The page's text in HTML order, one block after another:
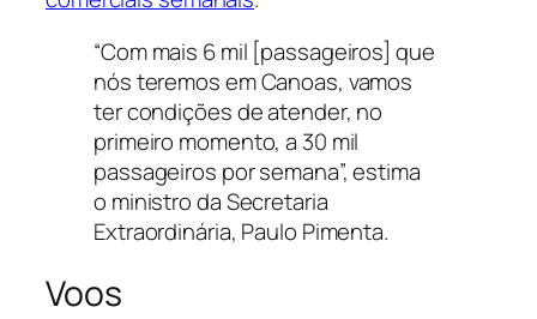
“Com mais 6 mil [passageiros] que
nós teremos em Canoas, vamos
ter condições de atender, no
primeiro momento, a 30 mil
passageiros por semana”, estima
o ministro da Secretaria
Extraordinária, Paulo Pimenta.
Voos